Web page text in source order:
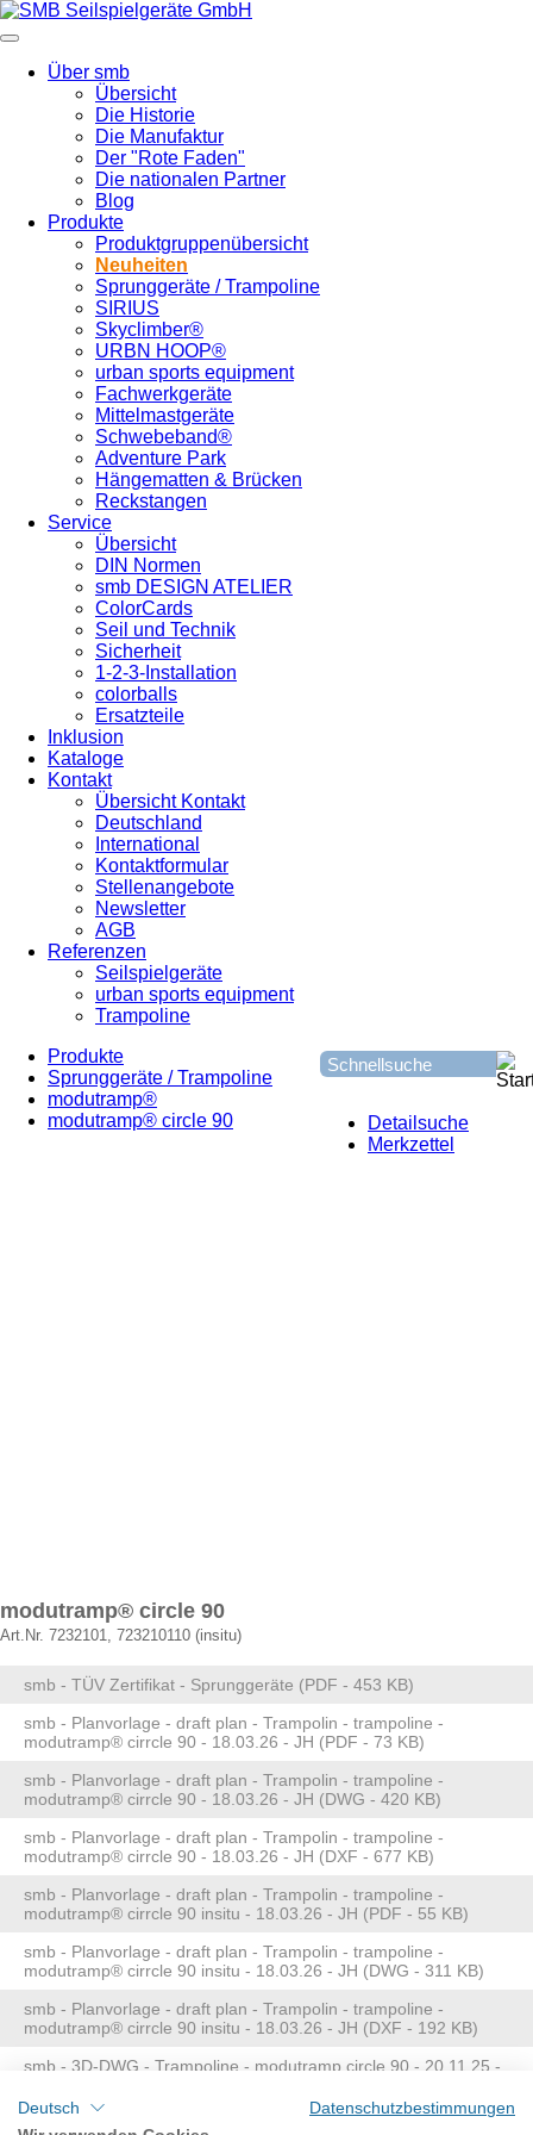
Über smb
Übersicht
Die Historie
Die Manufaktur
Der "Rote Faden"
Die nationalen Partner
Blog
Produkte
Produktgruppenübersicht
Neuheiten
Sprunggeräte / Trampoline
SIRIUS
Skyclimber®
URBN HOOP®
urban sports equipment
Fachwerkgeräte
Mittelmastgeräte
Schwebeband®
Adventure Park
Hängematten & Brücken
Reckstangen
Service
Übersicht
DIN Normen
smb DESIGN ATELIER
ColorCards
Seil und Technik
Sicherheit
1-2-3-Installation
colorballs
Ersatzteile
Inklusion
Kataloge
Kontakt
Übersicht Kontakt
Deutschland
International
Kontaktformular
Stellenangebote
Newsletter
AGB
Referenzen
Seilspielgeräte
urban sports equipment
Trampoline
Detailsuche
Merkzettel
Produkte
Sprunggeräte / Trampoline
modutramp®
modutramp® circle 90
modutramp® circle 90
Art.Nr. 7232101, 723210110 (insitu)
smb - TÜV Zertifikat - Sprunggeräte (PDF - 453 KB)
smb - Planvorlage - draft plan - Trampolin - trampoline -
modutramp® cirrcle 90 - 18.03.26 - JH (PDF - 73 KB)
smb - Planvorlage - draft plan - Trampolin - trampoline -
modutramp® cirrcle 90 - 18.03.26 - JH (DWG - 420 KB)
smb - Planvorlage - draft plan - Trampolin - trampoline -
modutramp® cirrcle 90 - 18.03.26 - JH (DXF - 677 KB)
smb - Planvorlage - draft plan - Trampolin - trampoline -
modutramp® cirrcle 90 insitu - 18.03.26 - JH (PDF - 55 KB)
smb - Planvorlage - draft plan - Trampolin - trampoline -
modutramp® cirrcle 90 insitu - 18.03.26 - JH (DWG - 311 KB)
smb - Planvorlage - draft plan - Trampolin - trampoline -
modutramp® cirrcle 90 insitu - 18.03.26 - JH (DXF - 192 KB)
smb - 3D-DWG - Trampoline - modutramp circle 90 - 20.11.25 -
Deutsch
Datenschutzbestimmungen